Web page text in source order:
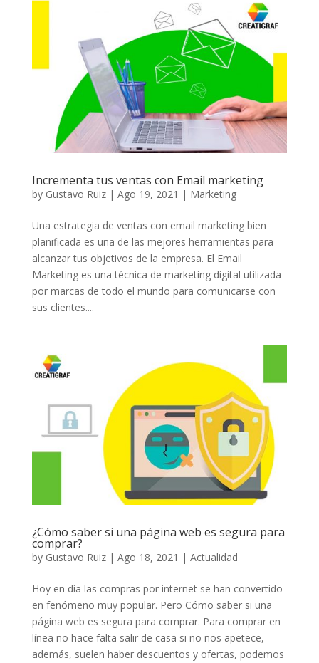
Incrementa tus ventas con Email marketing
by Gustavo Ruiz| Ago 19, 2021 | Marketing
Una estrategia de ventas con email marketing bien
planificada es una de las mejores herramientas para
alcanzar tus objetivos de la empresa. El Email
Marketing es una técnica de marketing digital utilizada
por marcas de todo el mundo para comunicarse con
sus clientes....
¿Cómo saber si una página web es segura para
comprar?
by Gustavo Ruiz| Ago 18, 2021 | Actualidad
Hoy en día las compras por internet se han convertido
en fenómeno muy popular. Pero Cómo saber si una
página web es segura para comprar. Para comprar en
línea no hace falta salir de casa si no nos apetece,
además, suelen haber descuentos y ofertas, podemos